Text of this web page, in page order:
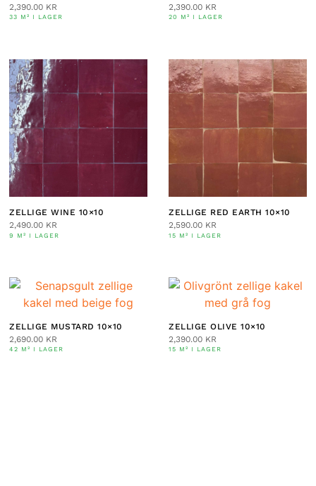
2,390.00 KR
33 M² I LAGER
2,390.00 KR
20 M² I LAGER
ZELLIGE WINE 10×10
2,490.00 KR
9 M² I LAGER
ZELLIGE RED EARTH 10×10
2,590.00 KR
15 M² I LAGER
ZELLIGE MUSTARD 10×10
2,690.00 KR
42 M² I LAGER
ZELLIGE OLIVE 10×10
2,390.00 KR
15 M² I LAGER